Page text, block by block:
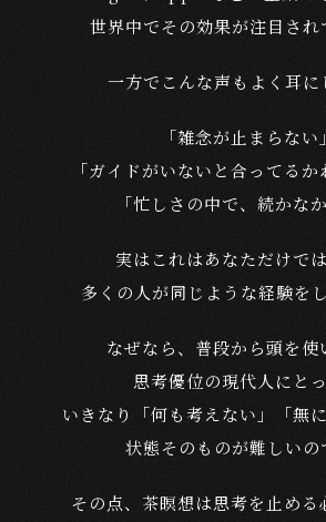
世界中でその効果が注目され
一方でこんな声もよく耳に
「雑念が止まらない」
「ガイドがいないと合ってるか
「忙しさの中で、続かなか
実はこれはあなただけでは
多くの人が同じような経験をし
なぜなら、普段から頭を使
思考優位の現代人にとっ
いきなり「何も考えない」「無
状態そのものが難しいの
その点、茶瞑想は思考を止める